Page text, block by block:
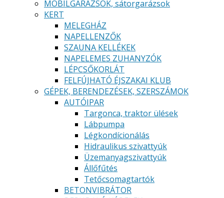
MOBILGARÁZSOK, sátorgarázsok
KERT
MELEGHÁZ
NAPELLENZŐK
SZAUNA KELLÉKEK
NAPELEMES ZUHANYZÓK
LÉPCSŐKORLÁT
FELFÚJHATÓ ÉJSZAKAI KLUB
GÉPEK, BERENDEZÉSEK, SZERSZÁMOK
AUTÓIPAR
Targonca, traktor ülések
Lábpumpa
Légkondícionálás
Hidraulikus szivattyúk
Üzemanyagszivattyúk
Állőfűtés
Tetőcsomagtartók
BETONVIBRÁTOR